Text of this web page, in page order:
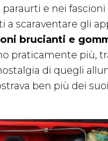
e nei
a scaraventare gli
brucianti e
praticamente più,
di quegli
ben più dei